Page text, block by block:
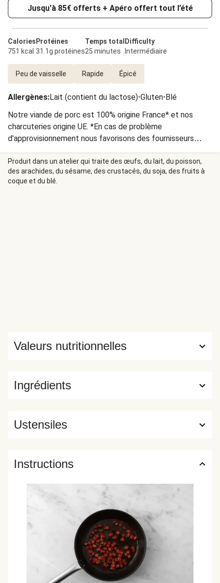
Jusqu'à 85€ offerts + Apéro offert tout l’été
Calories
751 kcal
Protéines
31.1g protéines
Temps total
25 minutes
Difficulty
Intermédiaire
Peu de vaisselle Rapide Épicé
Allergènes:Lait (contient du lactose)•Gluten•Blé
Notre viande de porc est 100% origine France* et nos
charcuteries origine UE. *En cas de problème
d'approvisionnement nous favorisons des fournisseurs
européens de qualité équivalente.
Produit dans un atelier qui traite des œufs, du lait, du poisson,
des arachides, du sésame, des crustacés, du soja, des fruits à
coque et du blé.
Ingrédients
Valeurs nutritionnelles
Ustensiles
Instructions